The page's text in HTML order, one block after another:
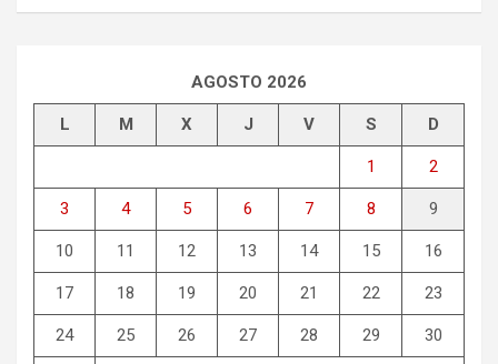
AGOSTO 2026
L M X J V S D
1 2
3 4 5 6 7 8 9
10 11 12 13 14 15 16
17 18 19 20 21 22 23
24 25 26 27 28 29 30